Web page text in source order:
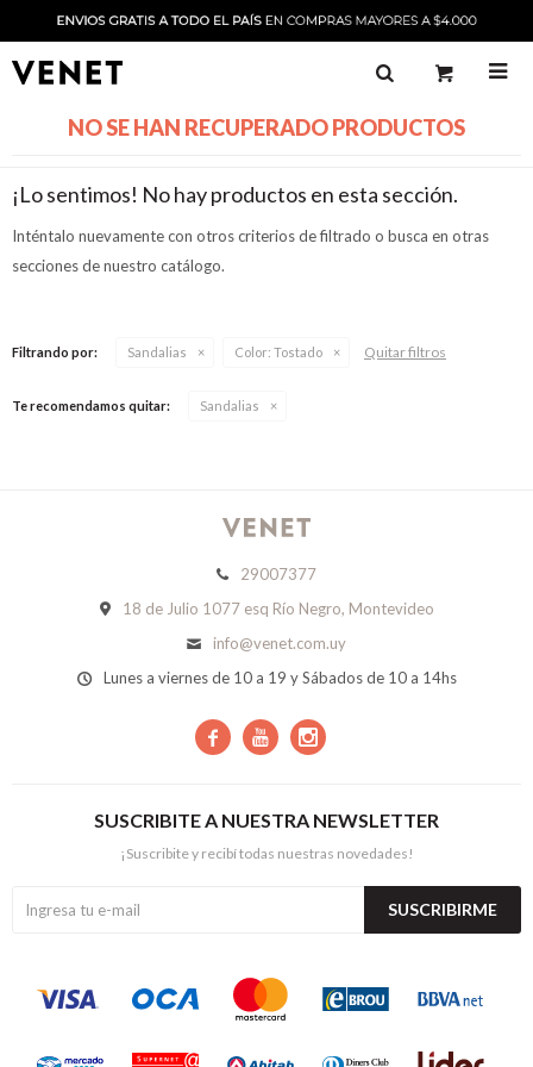

NO SE HAN RECUPERADO PRODUCTOS
¡Lo sentimos! No hay productos en esta sección.
Inténtalo nuevamente con otros criterios de filtrado o busca en otras
secciones de nuestro catálogo.
Filtrando por: Sandalias Color: Tostado Quitar filtros
Te recomendamos quitar: Sandalias
29007377
18 de Julio 1077 esq Río Negro, Montevideo
info@venet.com.uy
Lunes a viernes de 10 a 19 y Sábados de 10 a 14hs
  
SUSCRIBITE A NUESTRA NEWSLETTER
¡Suscribite y recibí todas nuestras novedades!
SUSCRIBIRME